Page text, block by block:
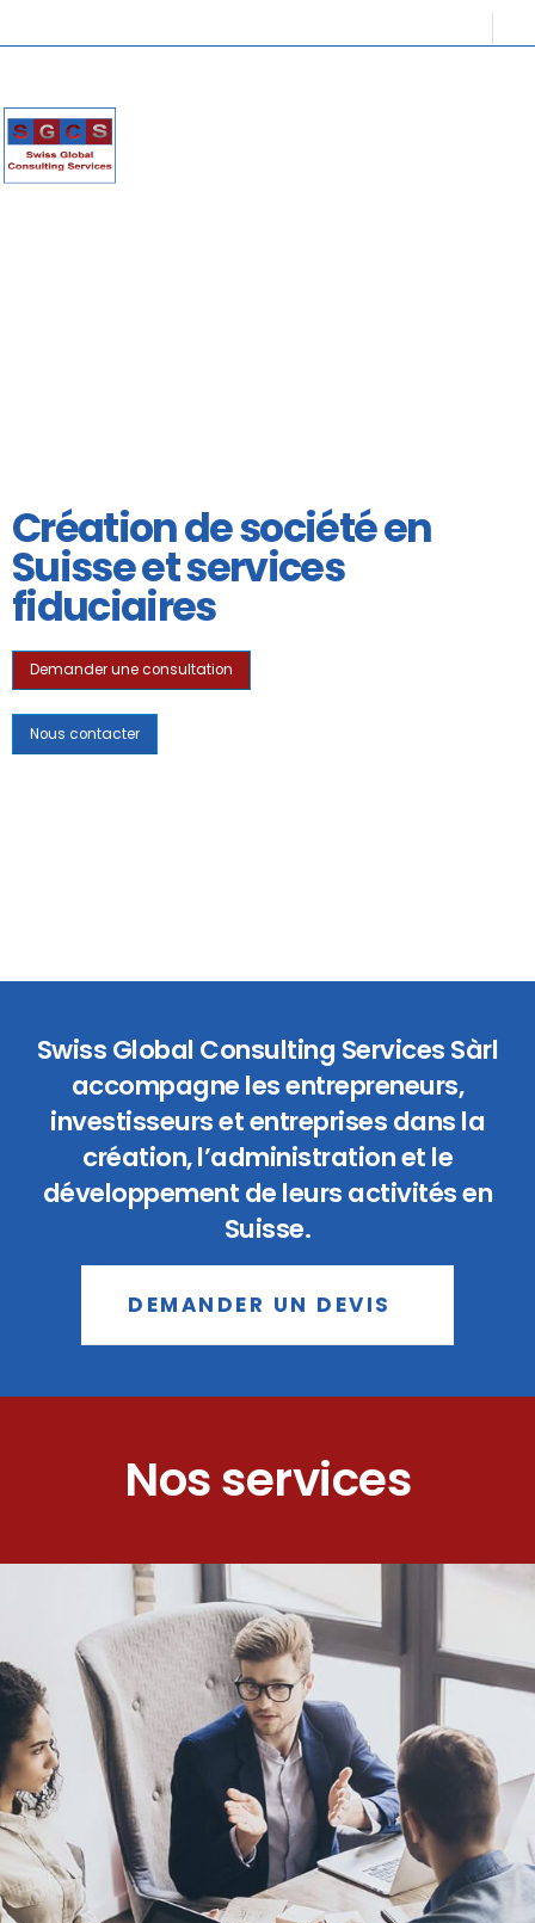
Création de société en
Suisse et services
fiduciaires
Demander une consultation
Nous contacter
Swiss Global Consulting Services Sàrl
accompagne les entrepreneurs,
investisseurs et entreprises dans la
création, l’administration et le
développement de leurs activités en
Suisse.
DEMANDER UN DEVIS
Nos services